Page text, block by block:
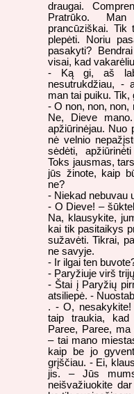
draugai.
Pratrūko.
prancūziškai.
plepėti. Noriu
pasakyti?
visai, kad
- Ką gi, aš
nesutrukdžiau, -
man tai puiku. Tik,
- O non, non, non,
Ne, Dieve
apžiūrinėjau. Nuo
nė velnio
sėdėti,
Toks jausmas,
jūs žinote, kaip
ne?
- Niekad nebuvau
- O Dieve! –
Na, klausykite,
kai tik pasitaikys
sužavėti. Tikrai,
ne savyje.
- Ir ilgai ten
- Paryžiuje virš
- Štai į Paryžių
atsiliepė. -
. - O,
taip traukia,
Paree, Paree,
– tai mano
kaip be jo
grįščiau. - Ei,
jis. – Jūs
neišvažiuokite